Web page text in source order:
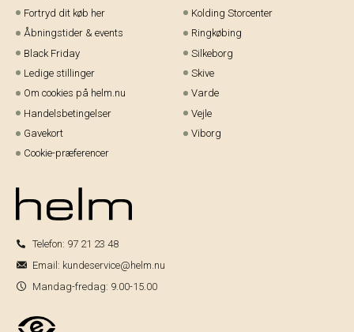
Fortryd dit køb her
Åbningstider & events
Black Friday
Ledige stillinger
Om cookies på helm.nu
Handelsbetingelser
Gavekort
Cookie-præferencer
Kolding Storcenter
Ringkøbing
Silkeborg
Skive
Varde
Vejle
Viborg
Telefon: 97 21 23 48
Email: kundeservice@helm.nu
Mandag-fredag: 9.00-15.00